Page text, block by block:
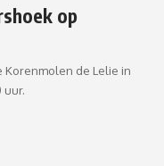
op
Korenmolen de Lelie in
uur.